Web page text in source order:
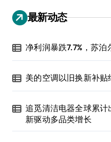
最新动态
净利润暴跌7.7%，苏泊
美的空调以旧换新补贴
追觅清洁电器全球累
新驱动多品类增长